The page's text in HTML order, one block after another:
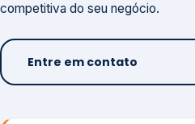
competitiva do seu negócio.
Entre em contato